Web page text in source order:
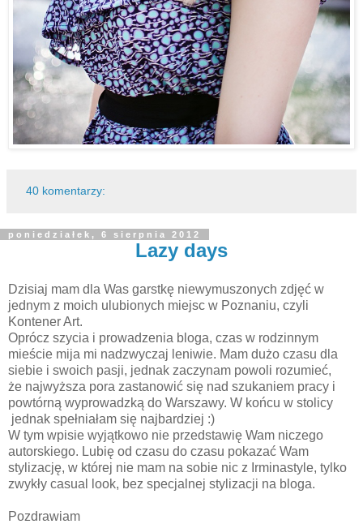
40 komentarzy:
poniedziałek, 6 sierpnia 2012
Lazy days
Dzisiaj mam dla Was garstkę niewymuszonych zdjęć w
jednym z moich ulubionych miejsc w Poznaniu, czyli
Kontener Art.
Oprócz szycia i prowadzenia bloga, czas w rodzinnym
mieście mija mi nadzwyczaj leniwie. Mam dużo czasu dla
siebie i swoich pasji, jednak zaczynam powoli rozumieć,
że najwyższa pora zastanowić się nad szukaniem pracy i
powtórną wyprowadzką do Warszawy. W końcu w stolicy
jednak spełniałam się najbardziej :)
W tym wpisie wyjątkowo nie przedstawię Wam niczego
autorskiego. Lubię od czasu do czasu pokazać Wam
stylizację, w której nie mam na sobie nic z Irminastyle, tylko
zwykły casual look, bez specjalnej stylizacji na bloga.
Pozdrawiam